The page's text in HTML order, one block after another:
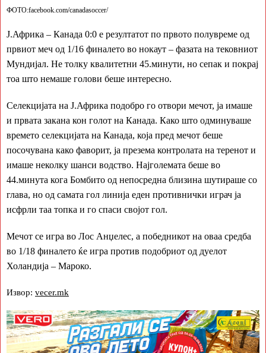
ФОТО:facebook.com/canadasoccer/
Ј.Африка – Канада 0:0 е резултатот по првото полувреме од
првиот меч од 1/16 финалето во нокаут – фазата на тековниот
Мундијал. Не толку квалитетни 45.минути, но сепак и покрај
тоа што немаше голови беше интересно.
Селекцијата на Ј.Африка подобро го отвори мечот, ја имаше
и првата закана кон голот на Канада. Како што одминуваше
времето селекцијата на Канада, која пред мечот беше
посочувана како фаворит, ја презема контролата на теренот и
имаше неколку шанси водство. Најголемата беше во
44.минута кога Бомбито од непосредна близина шутираше со
глава, но од самата гол линија еден противнички играч ја
исфрли таа топка и го спаси својот гол.
Мечот се игра во Лос Анџелес, а победникот на оваа средба
во 1/18 финалето ќе игра против подобриот од дуелот
Холандија – Мароко.
Извор: vecer.mk